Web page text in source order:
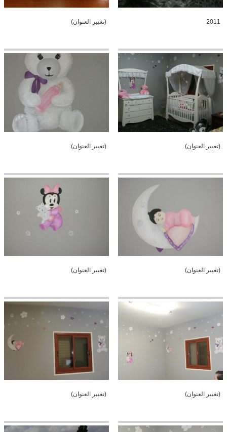
2011 (تغيير العنوان)
(تغيير العنوان) (تغيير العنوان)
(تغيير العنوان) (تغيير العنوان)
(تغيير العنوان) (تغيير العنوان)